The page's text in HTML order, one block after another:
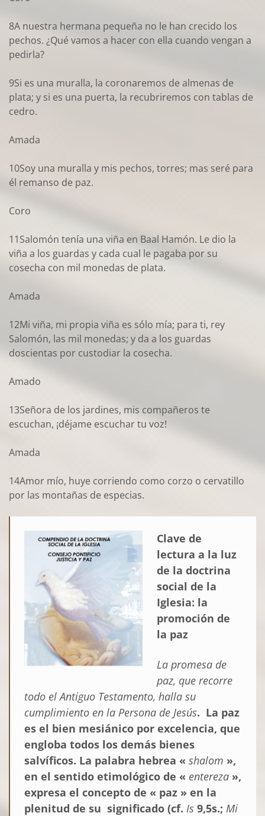
8A nuestra hermana pequeña no le han crecido los
pechos. ¿Qué vamos a hacer con ella cuando vengan a
pedirla?
9Si es una muralla, la coronaremos de almenas de
plata; y si es una puerta, la recubriremos con tablas de
cedro.
Amada
10Soy una muralla y mis pechos, torres; mas seré para
él remanso de paz.
Coro
11Salomón tenía una viña en Baal Hamón. Le dio la
viña a los guardas y cada cual le pagaba por su
cosecha con mil monedas de plata.
Amada
12Mi viña, mi propia viña es sólo mía; para ti, rey
Salomón, las mil monedas; y da a los guardas
doscientas por custodiar la cosecha.
Amado
13Señora de los jardines, mis compañeros te
escuchan, ¡déjame escuchar tu voz!
Amada
14Amor mío, huye corriendo como corzo o cervatillo
por las montañas de especias.
Clave de
lectura a la luz
de la doctrina
social de la
Iglesia: la
promoción de
la paz
La promesa de
paz, que recorre
todo el Antiguo Testamento, halla su
cumplimiento en la Persona de Jesús. La paz
es el bien mesiánico por excelencia, que
engloba todos los demás bienes
salvíficos. La palabra hebrea « shalom »,
en el sentido etimológico de « entereza »,
expresa el concepto de « paz » en la
plenitud de su significado (cf. Is 9,5s.; Mi